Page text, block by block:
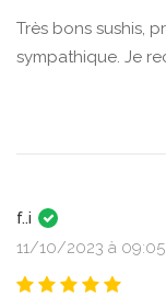
Très bons sushis,
sympathique. Je
f..i
11/10/2023 à 09:05